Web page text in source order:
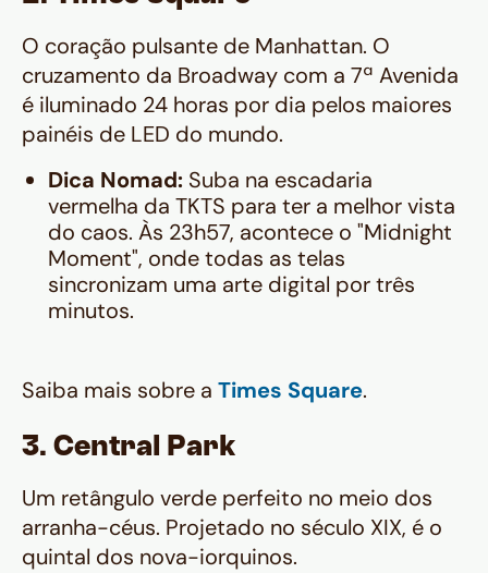
O coração pulsante de Manhattan. O
cruzamento da Broadway com a 7ª Avenida
é iluminado 24 horas por dia pelos maiores
painéis de LED do mundo.
Dica Nomad: Suba na escadaria
vermelha da TKTS para ter a melhor vista
do caos. Às 23h57, acontece o "Midnight
Moment", onde todas as telas
sincronizam uma arte digital por três
minutos.
Saiba mais sobre a Times Square.
3. Central Park
Um retângulo verde perfeito no meio dos
arranha-céus. Projetado no século XIX, é o
quintal dos nova-iorquinos.